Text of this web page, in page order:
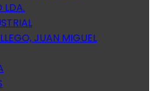
LDA.
JUAN MIGUEL